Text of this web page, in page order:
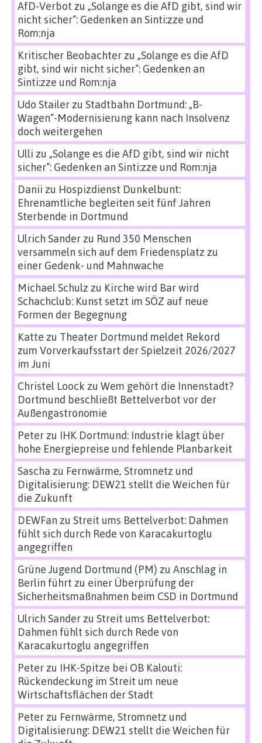
AfD-Verbot zu „Solange es die AfD gibt, sind wir
nicht sicher“: Gedenken an Sinti:zze und
Rom:nja
Kritischer Beobachterzu „Solange es die AfD
gibt, sind wir nicht sicher“: Gedenken an
Sinti:zze und Rom:nja
Udo Stailerzu Stadtbahn Dortmund: „B-
Wagen“-Modernisierung kann nach Insolvenz
doch weitergehen
Ulli zu „Solange es die AfD gibt, sind wir nicht
sicher“: Gedenken an Sinti:zze und Rom:nja
Danii zu Hospizdienst Dunkelbunt:
Ehrenamtliche begleiten seit fünf Jahren
Sterbende in Dortmund
Ulrich Sanderzu Rund 350 Menschen
versammeln sich auf dem Friedensplatz zu
einer Gedenk- und Mahnwache
Michael Schulz zu Kirche wird Bar wird
Schachclub: Kunst setzt im SÖZ auf neue
Formen der Begegnung
Katte zu Theater Dortmund meldet Rekord
zum Vorverkaufsstart der Spielzeit 2026/2027
im Juni
Christel Loock zu Wem gehört die Innenstadt?
Dortmund beschließt Bettelverbot vor der
Außengastronomie
Peterzu IHK Dortmund: Industrie klagt über
hohe Energiepreise und fehlende Planbarkeit
Sascha zu Fernwärme, Stromnetz und
Digitalisierung: DEW21 stellt die Weichen für
die Zukunft
DEWFan zu Streit ums Bettelverbot: Dahmen
fühlt sich durch Rede von Karacakurtoglu
angegriffen
Grüne Jugend Dortmund (PM) zu Anschlag in
Berlin führt zu einer Überprüfung der
Sicherheitsmaßnahmen beim CSD in Dortmund
Ulrich Sanderzu Streit ums Bettelverbot:
Dahmen fühlt sich durch Rede von
Karacakurtoglu angegriffen
Peterzu IHK-Spitze bei OB Kalouti:
Rückendeckung im Streit um neue
Wirtschaftsflächen der Stadt
Peterzu Fernwärme, Stromnetz und
Digitalisierung: DEW21 stellt die Weichen für